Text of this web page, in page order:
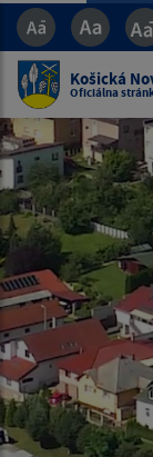
Košická
Oficiálna